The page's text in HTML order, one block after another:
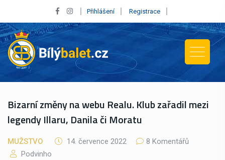
Přihlášení Registrace
Bizarní změny na webu Realu. Klub zařadil mezi
legendy Illaru, Danila či Moratu
MUŽSTVO 14. července 2022
8 Komentářů
Podvinho